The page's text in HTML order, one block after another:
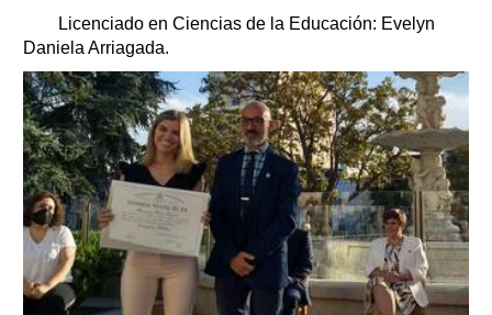
Licenciado en Ciencias de la Educación: Evelyn
Daniela Arriagada.